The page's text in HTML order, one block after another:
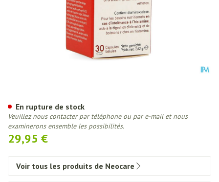
29,95 €
En rupture de stock
Veuillez nous contacter par téléphone ou par e-mail et nous
examinerons ensemble les possibilités.
Voir tous les produits de Neocare